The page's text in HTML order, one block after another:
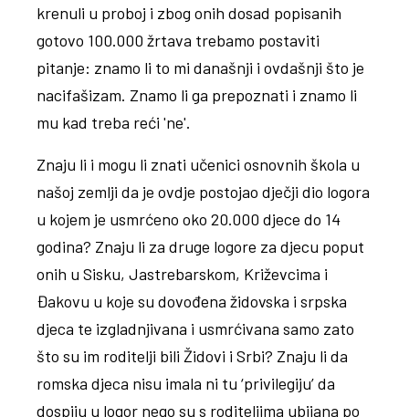
krenuli u proboj i zbog onih dosad popisanih
gotovo 100.000 žrtava trebamo postaviti
pitanje: znamo li to mi današnji i ovdašnji što je
nacifašizam. Znamo li ga prepoznati i znamo li
mu kad treba reći 'ne'.
Znaju li i mogu li znati učenici osnovnih škola u
našoj zemlji da je ovdje postojao dječji dio logora
u kojem je usmrćeno oko 20.000 djece do 14
godina? Znaju li za druge logore za djecu poput
onih u Sisku, Jastrebarskom, Križevcima i
Đakovu u koje su dovođena židovska i srpska
djeca te izgladnjivana i usmrćivana samo zato
što su im roditelji bili Židovi i Srbi? Znaju li da
romska djeca nisu imala ni tu ‘privilegiju’ da
dospiju u logor nego su s roditeljima ubijana po